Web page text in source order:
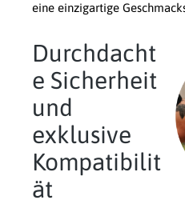
eine einzigartige
Durchdacht
e Sicherheit
und
exklusive
Kompatibilit
ät